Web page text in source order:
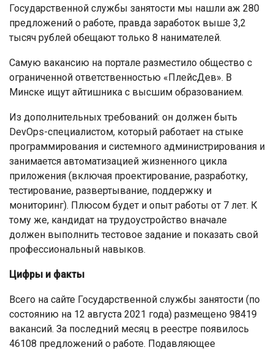
Государственной службы занятости мы нашли аж 280
предложений о работе, правда заработок выше 3,2
тысяч рублей обещают только 8 нанимателей.
Самую вакансию на портале разместило общество с
ограниченной ответственностью «ПлейсДев». В
Минске ищут айтишника с высшим образованием.
Из дополнительных требований: он должен быть
DevOps-специалистом, который работает на стыке
программирования и системного администрирования и
занимается автоматизацией жизненного цикла
приложения (включая проектирование, разработку,
тестирование, развертывание, поддержку и
мониторинг). Плюсом будет и опыт работы от 7 лет. К
тому же, кандидат на трудоустройство вначале
должен выполнить тестовое задание и показать свой
профессиональный навыков.
Цифры и факты
Всего на сайте Государственной службы занятости (по
состоянию на 12 августа 2021 года) размещено 98419
вакансий. За последний месяц в реестре появилось
46108 предложений о работе. Подавляющее